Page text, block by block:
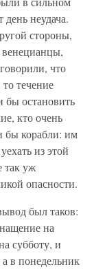
день неудача.
стороны,
что
течение
бы остановить
кто очень
бы корабли: им
из этой
так уж
опасности.
был таков:
на
субботу, и
а в понедельник